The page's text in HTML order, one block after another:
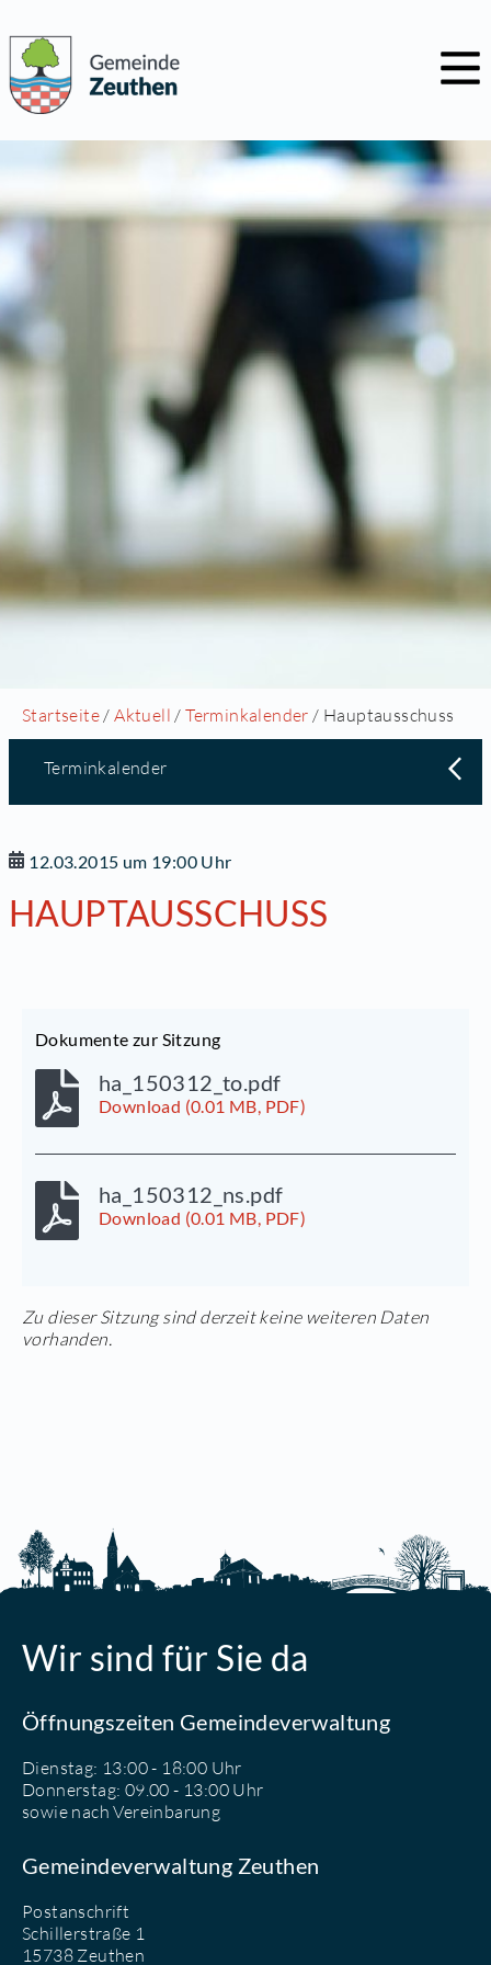
Startseite /Aktuell /Terminkalender / Hauptausschuss
Terminkalender
12.03.2015 um 19:00 Uhr
HAUPTAUSSCHUSS
Dokumente zur Sitzung
ha_150312_to.pdf
Download (0.01 MB, PDF)
ha_150312_ns.pdf
Download (0.01 MB, PDF)
Zu dieser Sitzung sind derzeit keine weiteren Daten
vorhanden.
Wir sind für Sie da
Öffnungszeiten Gemeindeverwaltung
Dienstag: 13:00 - 18:00 Uhr
Donnerstag: 09.00 - 13:00 Uhr
sowie nach Vereinbarung
Gemeindeverwaltung Zeuthen
Postanschrift
Schillerstraße 1
15738 Zeuthen